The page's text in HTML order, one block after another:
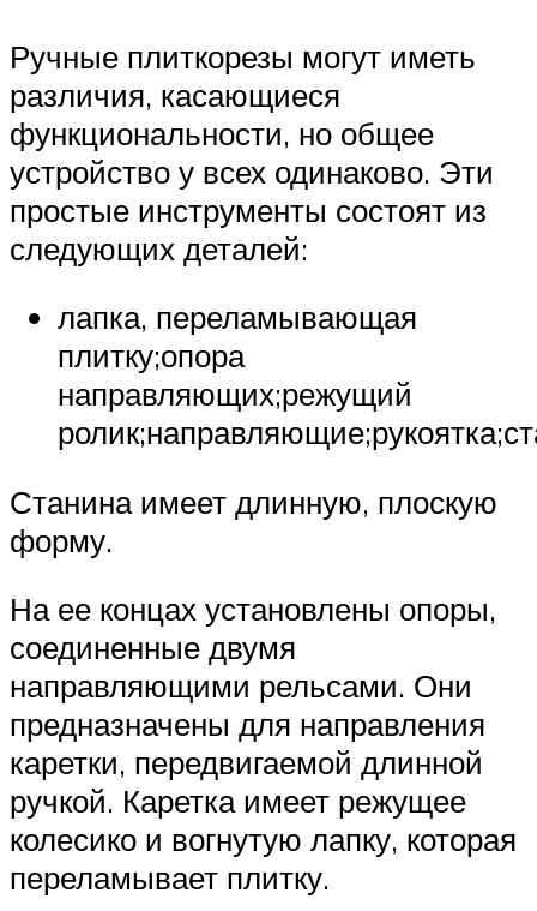
Ручные плиткорезы могут иметь
различия, касающиеся
функциональности, но общее
устройство у всех одинаково. Эти
простые инструменты состоят из
следующих деталей:
лапка, переламывающая
плитку;опора
направляющих;режущий
Станина имеет длинную, плоскую
форму.
На ее концах установлены опоры,
соединенные двумя
направляющими рельсами. Они
предназначены для направления
каретки, передвигаемой длинной
ручкой. Каретка имеет режущее
колесико и вогнутую лапку, которая
переламывает плитку.